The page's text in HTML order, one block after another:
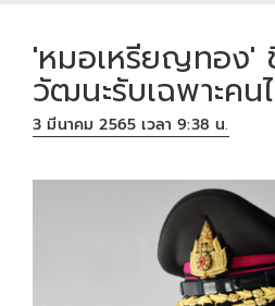
'หมอเหรียญทอง'
วัฒนะรับเฉพาะคน
3 มีนาคม 2565 เวลา 9:38 น.